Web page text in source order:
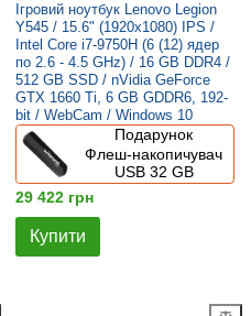
Ігровий ноутбук Lenovo Legion
Y545 / 15.6" (1920x1080) IPS /
Intel Core i7-9750H (6 (12) ядер
по 2.6 - 4.5 GHz) / 16 GB DDR4 /
512 GB SSD / nVidia GeForce
GTX 1660 Ti, 6 GB GDDR6, 192-
bit / WebCam / Windows 10
Подарунок
Флеш-накопичувач
USB 32 GB
29 422 грн
Купити